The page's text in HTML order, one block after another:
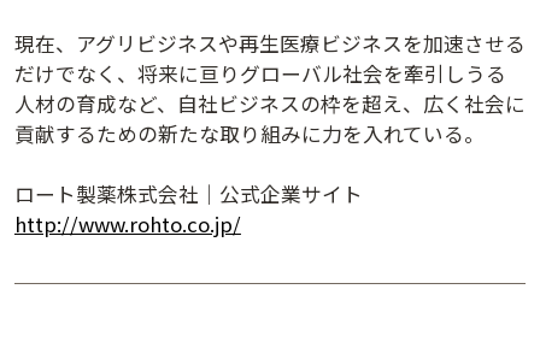
現在、アグリビジネスや再生医療ビジネスを加速させる
だけでなく、将来に亘りグローバル社会を牽引しうる
人材の育成など、自社ビジネスの枠を超え、広く社会に
貢献するための新たな取り組みに力を入れている。
ロート製薬株式会社｜公式企業サイト
http://www.rohto.co.jp/